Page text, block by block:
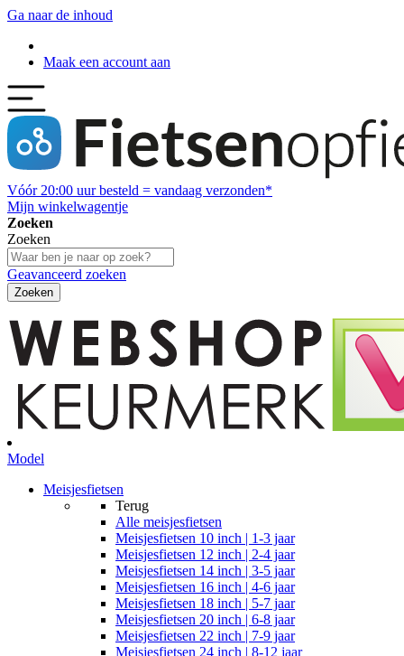
Ga naar de inhoud
Maak een account aan
Vóór 20:00 uur besteld = vandaag verzonden*
Mijn winkelwagentje
Zoeken
Zoeken
Geavanceerd zoeken
Zoeken
Model
Meisjesfietsen
Terug
Alle meisjesfietsen
Meisjesfietsen 10 inch | 1-3 jaar
Meisjesfietsen 12 inch | 2-4 jaar
Meisjesfietsen 14 inch | 3-5 jaar
Meisjesfietsen 16 inch | 4-6 jaar
Meisjesfietsen 18 inch | 5-7 jaar
Meisjesfietsen 20 inch | 6-8 jaar
Meisjesfietsen 22 inch | 7-9 jaar
Meisjesfietsen 24 inch | 8-12 jaar